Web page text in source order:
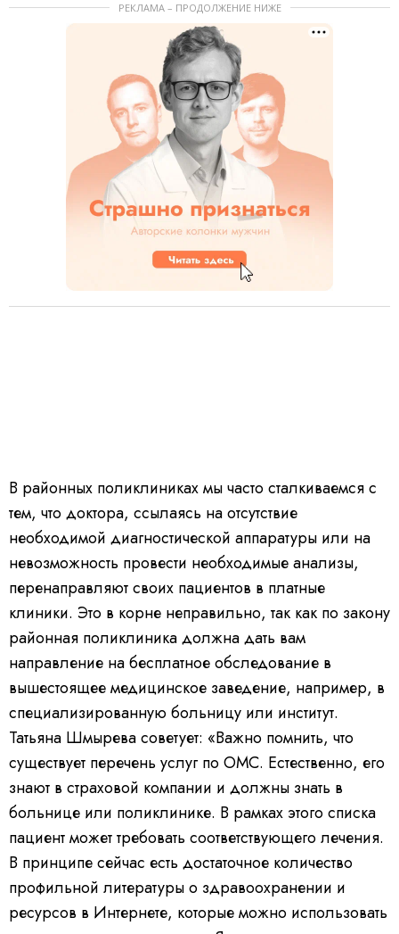
РЕКЛАМА – ПРОДОЛЖЕНИЕ НИЖЕ
В районных поликлиниках мы часто сталкиваемся с
тем, что доктора, ссылаясь на отсутствие
необходимой диагностической аппаратуры или на
невозможность провести необходимые анализы,
перенаправляют своих пациентов в платные
клиники. Это в корне неправильно, так как по закону
районная поликлиника должна дать вам
направление на бесплатное обследование в
вышестоящее медицинское заведение, например, в
специализированную больницу или институт.
Татьяна Шмырева советует: «Важно помнить, что
существует перечень услуг по ОМС. Естественно, его
знают в страховой компании и должны знать в
больнице или поликлинике. В рамках этого списка
пациент может требовать соответствующего лечения.
В принципе сейчас есть достаточное количество
профильной литературы о здравоохранении и
ресурсов в Интернете, которые можно использовать